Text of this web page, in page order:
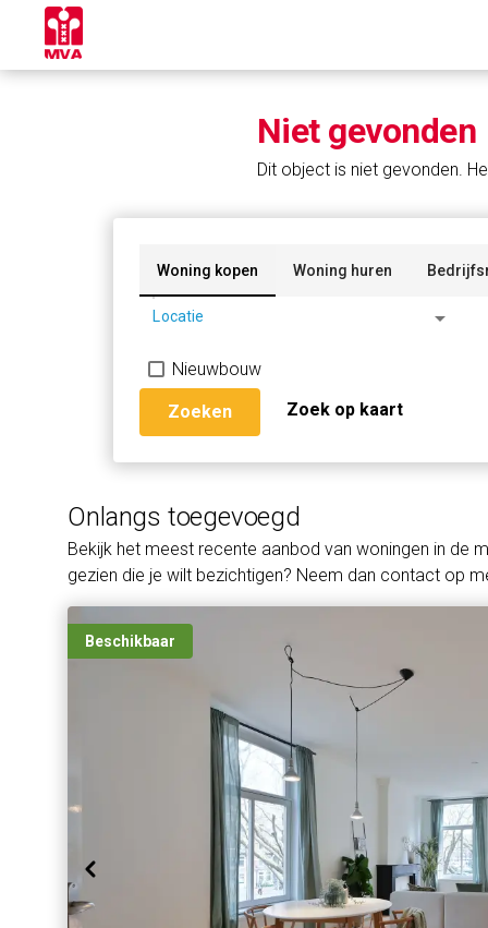
Niet gevonden
Dit object is niet gevonden.
Woning kopen Woning huren
Locatie arrow_drop_down
Nieuwbouw
Zoeken Zoek op kaart
Onlangs toegevoegd
Bekijk het meest recente aanbod van woningen in de
gezien die je wilt bezichtigen? Neem dan contact op
Beschikbaar